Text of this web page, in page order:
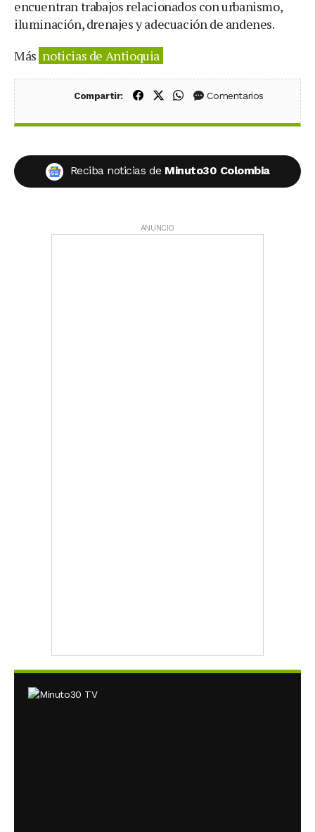
encuentran trabajos relacionados con urbanismo,
iluminación, drenajes y adecuación de andenes.
Más noticias de Antioquia
Compartir: Compartir en Facebook
Compartir en X (Twitter)
Compartir en WhatsApp
Comentarios
Reciba noticias de Minuto30 Colombia
ANUNCIO